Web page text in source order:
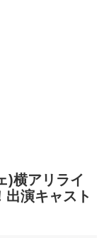
)横アリライ
出演キャスト